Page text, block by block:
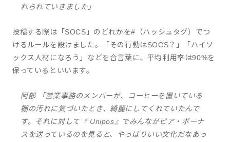
れられていきました」
投稿する際は「SOCS」のどれかを#（ハッシュタグ）でつ
けるルールを設けました。「その行動はSOCS？」「ハイソ
ックス人材になろう」などを合言葉に、平均利用率は90%を
保っているといいます。
阿部 「営業事務のメンバーが、コーヒーを置いている
棚の汚れに気づいたとき、綺麗にしてくれていたんで
す。それに対して『 Unipos』でみんながピア・ボーナ
スを送っているのを見ると、やっぱりいい文化だなあっ